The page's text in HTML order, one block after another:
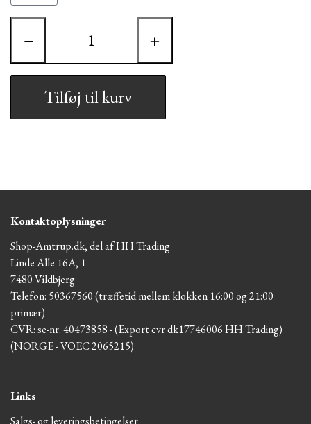
− +
Tilføj til kurv
Kontaktoplysninger
Shop-Amtrup.dk, del af HH Trading
Linde Alle 16A, 1
7480 Vildbjerg
Telefon: 50367560 (træffetid mellem klokken 16:00 og 21:00
primær)
CVR: se-nr. 40473858 - (Export cvr dk17746006 HH Trading)
(NORGE - VOEC 2065215)
Links
Salgs- og leveringsbetingelser